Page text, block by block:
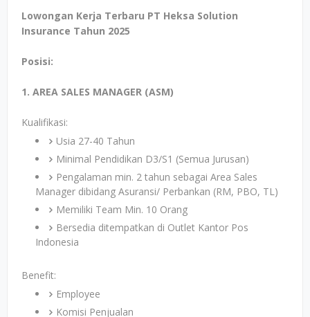
Lowongan Kerja Terbaru PT Heksa Solution
Insurance Tahun 2025
Posisi:
1. AREA SALES MANAGER (ASM)
Kualifikasi:
Usia 27-40 Tahun
Minimal Pendidikan D3/S1 (Semua Jurusan)
Pengalaman min. 2 tahun sebagai Area Sales
Manager dibidang Asuransi/ Perbankan (RM, PBO, TL)
Memiliki Team Min. 10 Orang
Bersedia ditempatkan di Outlet Kantor Pos
Indonesia
Benefit:
Employee
Komisi Penjualan